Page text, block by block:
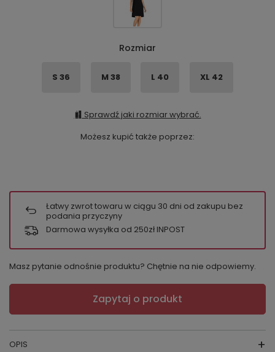
Rozmiar
S 36 M 38 L 40 XL 42
Sprawdź jaki rozmiar wybrać.
Możesz kupić także poprzez:
Łatwy zwrot towaru w ciągu 30 dni od zakupu bez
podania przyczyny
Darmowa wysyłka od 250zł INPOST
Masz pytanie odnośnie produktu? Chętnie na nie odpowiemy.
Zapytaj o produkt
OPIS